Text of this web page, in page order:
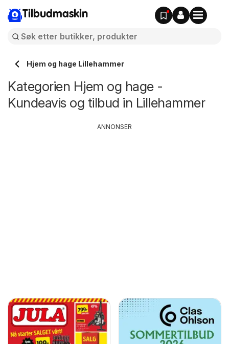
Tilbudmaskin
Hjem og hage Lillehammer
Kategorien Hjem og hage -
Kundeavis og tilbud in Lillehammer
ANNONSER